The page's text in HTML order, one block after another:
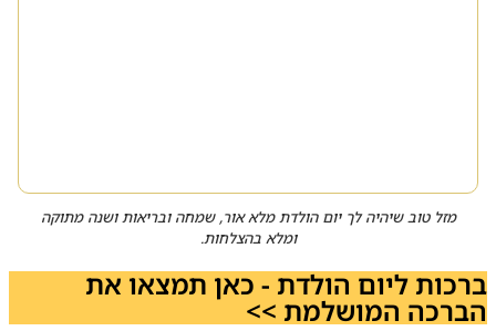
מזל טוב שיהיה לך יום הולדת מלא אור, שמחה ובריאות ושנה מתוקה
ומלא בהצלחות.
ברכות ליום הולדת - כאן תמצאו את
הברכה המושלמת >>